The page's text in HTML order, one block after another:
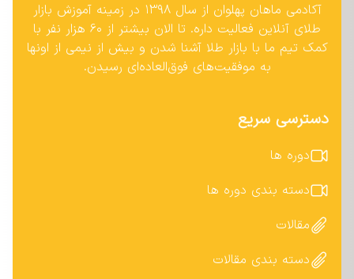
آکادمی ماهان پهلوان از سال ۱۳۹۸ در زمینه آموزش بازار
طلای آنلاین فعالیت داره. تا الان بیشتر از ۶۰ هزار نفر با
کمک تیم ما با بازار طلا آشنا شدن و بیش از نیمی از اونها
به موفقیت‌های فوق‌العاده‌ای رسیدن.
دسترسی سریع
دوره ها
دسته بندی دوره ها
مقالات
دسته بندی مقالات